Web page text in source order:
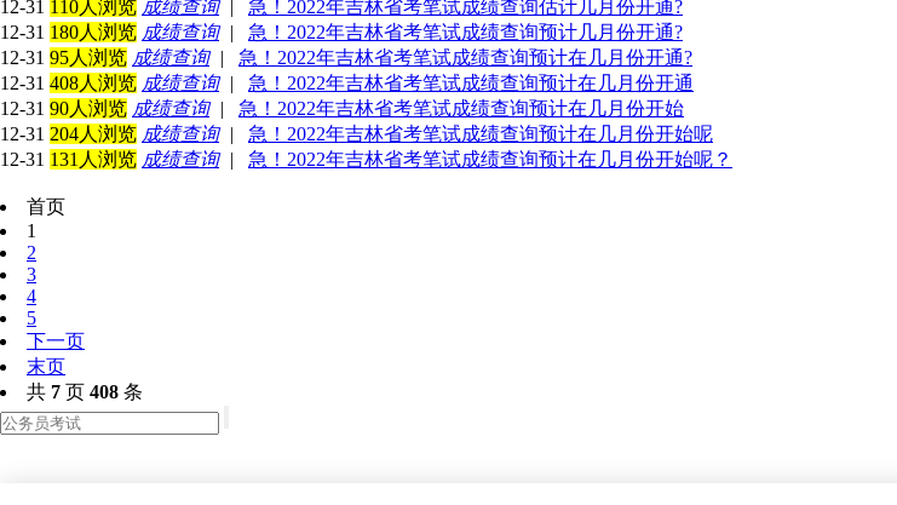
12-31 110人浏览 成绩查询|
急！2022年吉林省考笔试成绩查询估计几月份开通?
12-31 180人浏览 成绩查询|
急！2022年吉林省考笔试成绩查询预计几月份开通?
12-31 95人浏览 成绩查询|
急！2022年吉林省考笔试成绩查询预计在几月份开通?
12-31 408人浏览 成绩查询|
急！2022年吉林省考笔试成绩查询预计在几月份开通
12-31 90人浏览 成绩查询|
急！2022年吉林省考笔试成绩查询预计在几月份开始
12-31 204人浏览 成绩查询|
急！2022年吉林省考笔试成绩查询预计在几月份开始呢
12-31 131人浏览 成绩查询| 急！2022年吉林省考笔试成绩查询预计在几月份开始呢？
首页
1
2
3
4
5
下一页
末页
共 7 页 408 条